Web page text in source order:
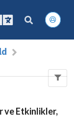
ve Etkinlikler,